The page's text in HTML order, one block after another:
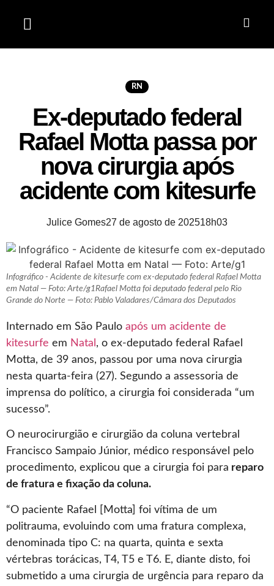
RN
Ex-deputado federal
Rafael Motta passa por
nova cirurgia após
acidente com kitesurfe
Julice Gomes27 de agosto de 202518h03
Infográfico - Acidente de kitesurfe com ex-deputado federal Rafael Motta
em Natal — Foto: Arte/g1Rafael Motta foi deputado federal pelo Rio
Grande do Norte — Foto: Pablo Valadares/Câmara dos Deputados
Internado em São Paulo após um acidente de
kitesurfe em Natal , o ex-deputado federal Rafael
Motta, de 39 anos, passou por uma nova cirurgia
nesta quarta-feira (27). Segundo a assessoria de
imprensa do político, a cirurgia foi considerada “um
sucesso”.
O neurocirurgião e cirurgião da coluna vertebral
Francisco Sampaio Júnior, médico responsável pelo
procedimento, explicou que a cirurgia foi para reparo
de fratura e fixação da coluna.
“O paciente Rafael [Motta] foi vítima de um
politrauma, evoluindo com uma fratura complexa,
denominada tipo C: na quarta, quinta e sexta
vértebras torácicas, T4, T5 e T6. E, diante disto, foi
submetido a uma cirurgia de urgência para reparo da